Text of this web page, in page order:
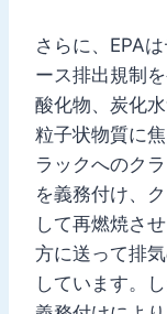
さらに、EPA
ース排出規制
酸化物、炭化
粒子状物質に
ラックへのク
を義務付け、
して再燃焼さ
方に送って排
しています。